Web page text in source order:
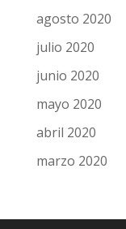
agosto 2020
julio 2020
junio 2020
mayo 2020
abril 2020
marzo 2020